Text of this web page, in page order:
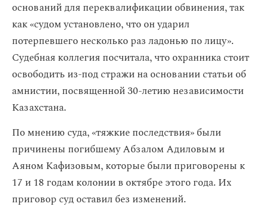
оснований для переквалификации обвинения, так
как «судом установлено, что он ударил
потерпевшего несколько раз ладонью по лицу».
Судебная коллегия посчитала, что охранника стоит
освободить из-под стражи на основании статьи об
амнистии, посвященной 30-летию независимости
Казахстана.
По мнению суда, «тяжкие последствия» были
причинены погибшему Абзалом Адиловым и
Аяном Кафизовым, которые были приговорены к
17 и 18 годам колонии в октябре этого года. Их
приговор суд оставил без изменений.